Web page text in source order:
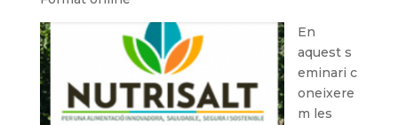
En
aquest s
eminari c
oneixere
m les